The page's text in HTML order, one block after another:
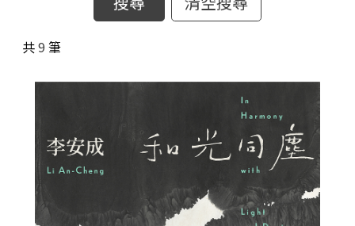
周邊環境
美術館會員
兒童美術館
共9筆